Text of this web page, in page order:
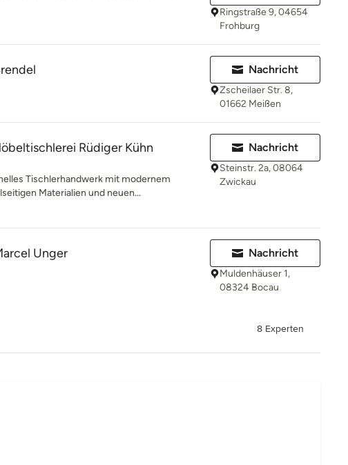
Ringstraße 9, 04654
Frohburg
Nachricht
Zscheilaer Str. 8,
01662 Meißen
Rüdiger Kühn
Tischlerhandwerk mit modernem
Materialien und neuen...
Nachricht
Steinstr. 2a, 08064
Zwickau
Unger Nachricht
Muldenhäuser 1,
08324 Bocau
8 Experten